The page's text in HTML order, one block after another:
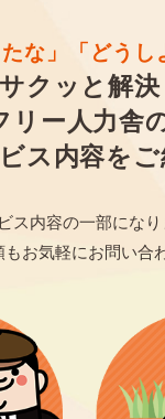
な」 「どうし
クッと解決
リー人力舎
ス内容を
ス内容の一部になり
お気軽にお問い合